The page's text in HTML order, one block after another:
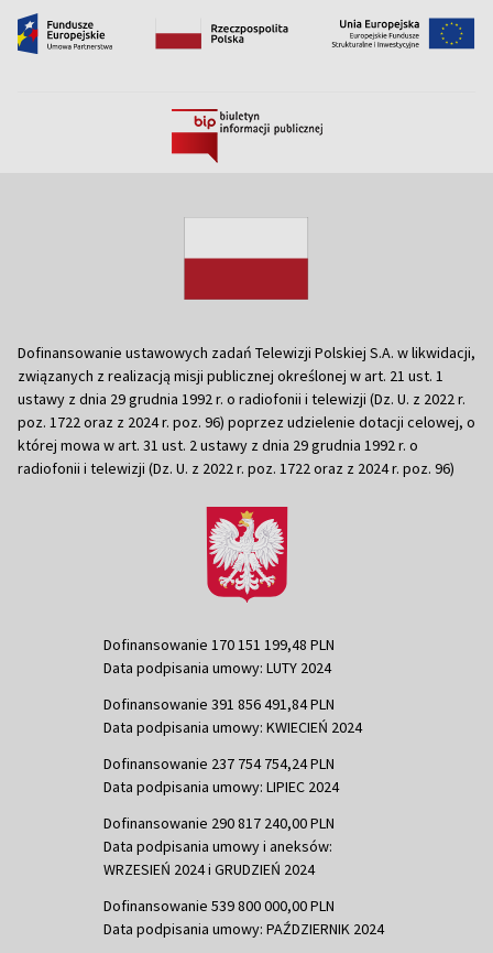
Dofinansowanie ustawowych zadań Telewizji Polskiej S.A. w likwidacji,
związanych z realizacją misji publicznej określonej w art. 21 ust. 1
ustawy z dnia 29 grudnia 1992 r. o radiofonii i telewizji (Dz. U. z 2022 r.
poz. 1722 oraz z 2024 r. poz. 96) poprzez udzielenie dotacji celowej, o
której mowa w art. 31 ust. 2 ustawy z dnia 29 grudnia 1992 r. o
radiofonii i telewizji (Dz. U. z 2022 r. poz. 1722 oraz z 2024 r. poz. 96)
Dofinansowanie 170 151 199,48 PLN
Data podpisania umowy: LUTY 2024
Dofinansowanie 391 856 491,84 PLN
Data podpisania umowy: KWIECIEŃ 2024
Dofinansowanie 237 754 754,24 PLN
Data podpisania umowy: LIPIEC 2024
Dofinansowanie 290 817 240,00 PLN
Data podpisania umowy i aneksów:
WRZESIEŃ 2024 i GRUDZIEŃ 2024
Dofinansowanie 539 800 000,00 PLN
Data podpisania umowy: PAŹDZIERNIK 2024